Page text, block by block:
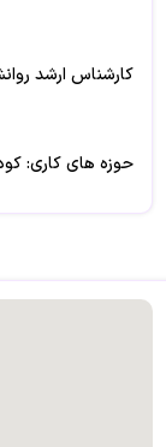
کارشناس ارشد
حوزه های کاری:
درمانگر شناختی-